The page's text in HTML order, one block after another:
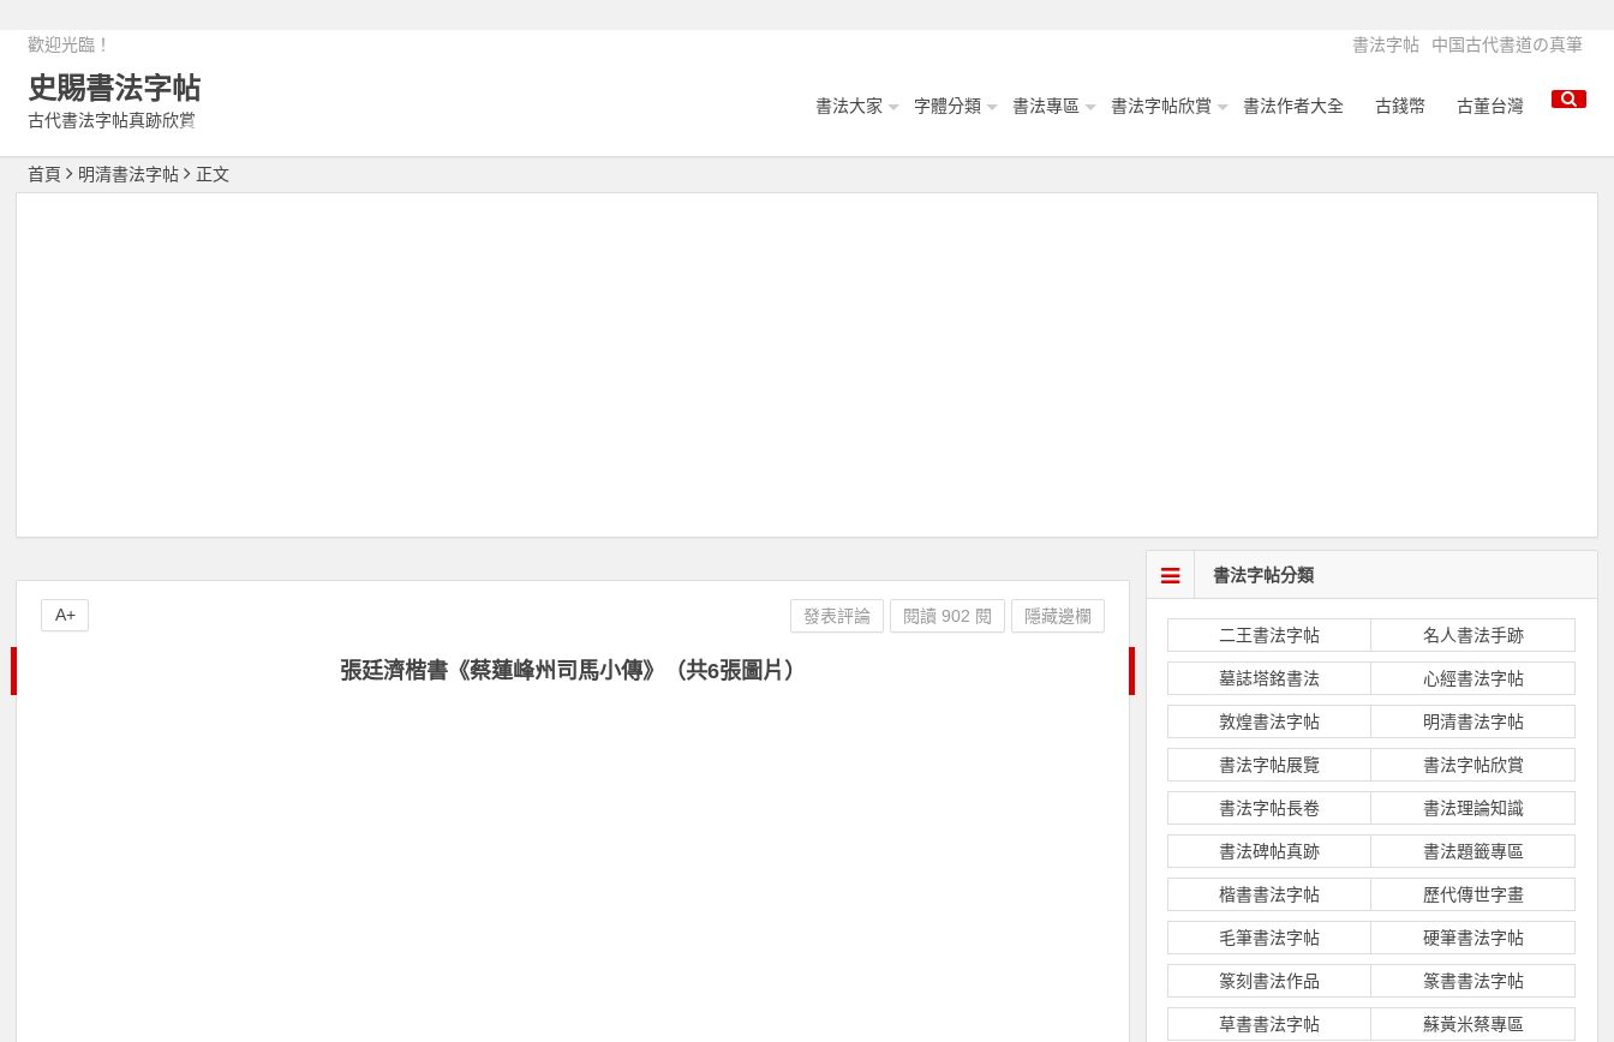
歡迎光臨！ 書法字帖 中国古代書道の真筆
史賜書法字帖
古代書法字帖真跡欣賞
書法大家 字體分類 書法專區 書法字帖欣賞 書法作者大全 古錢幣 古董台灣
首頁 明清書法字帖 正文
張廷濟楷書《蔡蓮峰州司馬小傳》（共6張圖片）
發表評論 閱讀 902 閱 隱藏邊欄
A+
書法字帖分類
二王書法字帖 名人書法手跡
墓誌塔銘書法 心經書法字帖
敦煌書法字帖 明清書法字帖
書法字帖展覽 書法字帖欣賞
書法字帖長卷 書法理論知識
書法碑帖真跡 書法題籤專區
楷書書法字帖 歷代傳世字畫
毛筆書法字帖 硬筆書法字帖
篆刻書法作品 篆書書法字帖
草書書法字帖 蘇黃米蔡專區